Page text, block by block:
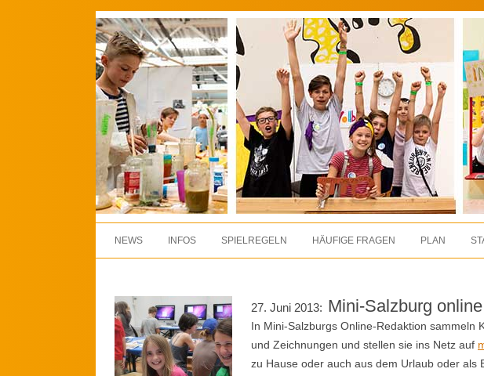
Kinderstadt Mini-Salzburg
Spielen heißt lernen!
NEWS INFOS SPIELREGELN HÄUFIGE FRAGEN PLAN
27. Juni 2013: Mini-Salzburg
In Mini-Salzburgs Online-Redaktion sammeln
und Zeichnungen und stellen sie ins Netz auf
zu Hause oder auch aus dem Urlaub oder als